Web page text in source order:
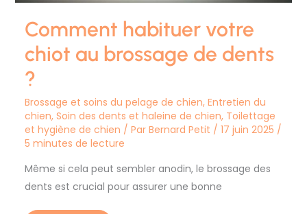
Comment habituer votre
chiot au brossage de dents
?
Brossage et soins du pelage de chien, Entretien du
chien, Soin des dents et haleine de chien, Toilettage
et hygiène de chien / Par Bernard Petit / 17 juin 2025 /
5 minutes de lecture
Même si cela peut sembler anodin, le brossage des
dents est crucial pour assurer une bonne